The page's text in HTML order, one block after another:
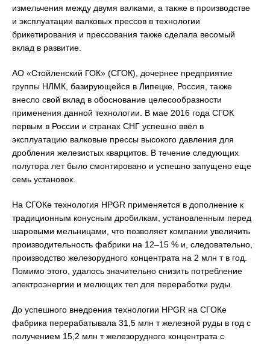
измельчения между двумя валками, а также в производстве
и эксплуатации валковых прессов в технологии
брикетирования и прессования также сделала весомый
вклад в развитие.
АО «Стойленский ГОК» (СГОК), дочернее предприятие
группы НЛМК, базирующейся в Липецке, Россия, также
внесло свой вклад в обоснование целесообразности
применения данной технологии. В мае 2016 года СГОК
первым в России и странах СНГ успешно ввёл в
эксплуатацию валковые прессы высокого давления для
дробления железистых кварцитов. В течение следующих
полутора лет было смонтировано и успешно запущено еще
семь установок.
На СГОКе технология HPGR применяется в дополнение к
традиционным конусным дробилкам, установленным перед
шаровыми мельницами, что позволяет компании увеличить
производительность фабрики на 12–15 % и, следовательно,
производство железорудного концентрата на 2 млн т в год.
Помимо этого, удалось значительно снизить потребление
электроэнергии и мелющих тел для переработки руды.
До успешного внедрения технологии HPGR на СГОКе
фабрика перерабатывала 31,5 млн т железной руды в год с
получением 15,2 млн т железорудного концентрата с